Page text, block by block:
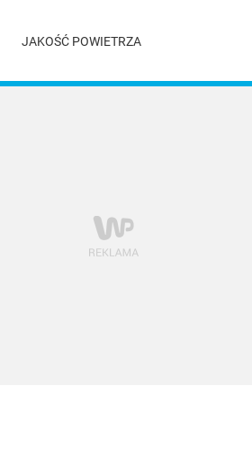
JAKOŚĆ POWIETRZA